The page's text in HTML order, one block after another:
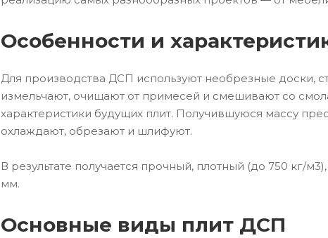
Особенности и
Для производства ДСП используют необрезные доски,
измельчают, очищают от примесей и смешивают со
характеристики будущих плит. Получившуюся массу
охлаждают, обрезают и шлифуют.
В результате получается прочный, плотный (до 750 кг/
мм.
Основные виды плит ДСП